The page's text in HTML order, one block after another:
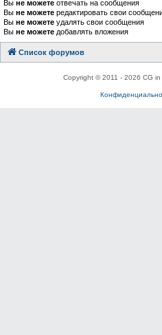
Вы не можете отвечать на сообщения
Вы не можете редактировать свои
Вы не можете удалять свои сообщения
Вы не можете добавлять вложения
Список форумов
Copyright © 2011 - 2026 CG in